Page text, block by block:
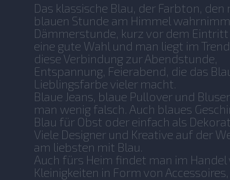
Das klassische Blau, der Farbton,
blauen Stunde am Himmel
Dämmerstunde, kurz vor dem
eine gute Wahl und man liegt im
diese Verbindung zur Abendstunde,
Entspannung, Feierabend, die das
Lieblingsfarbe vieler macht.
Blaue Jeans, blaue Pullover und
man wenig falsch. Auch blaues
Blau für Obst oder einfach als
Viele Designer und Kreative auf der
am liebsten mit Blau.
Auch fürs Heim findet man im Handel
Kleinigkeiten in Form von